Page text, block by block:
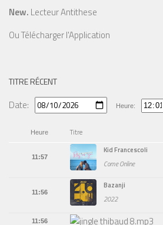
New. Lecteur Antithese
OuTélécharger l'Application
TITRE RÉCENT
Date: Heure:
Heure Titre
11:57
Kid Francescoli
Come Online
11:56
Bazanji
2022
11:56